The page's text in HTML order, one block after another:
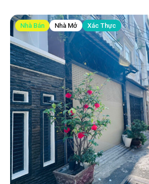
Nhà Bán Nhà Mở Xác Thực